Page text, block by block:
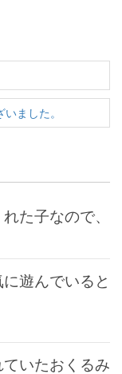
ました。
た子なので、
遊んでいると
いたおくるみ